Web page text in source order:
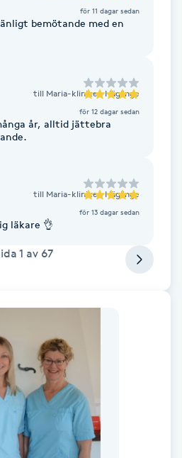
för 11 dagar sedan
bemötande med en
till Maria-kliniken Häglinge
för 12 dagar sedan
år, alltid jättebra
till Maria-kliniken Häglinge
för 13 dagar sedan
läkare 👌
1 av 67